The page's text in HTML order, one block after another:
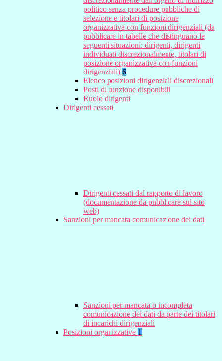
politico senza procedure pubbliche di
selezione e titolari di posizione
organizzativa con funzioni dirigenziali (da
pubblicare in tabelle che distinguano le
seguenti situazioni: dirigenti, dirigenti
individuati discrezionalmente, titolari di
posizione organizzativa con funzioni
dirigenziali) 6
Elenco posizioni dirigenziali discrezionali
Posti di funzione disponibili
Ruolo dirigenti
Dirigenti cessati
Dirigenti cessati dal rapporto di lavoro
(documentazione da pubblicare sul sito
web)
Sanzioni per mancata comunicazione dei dati
Sanzioni per mancata o incompleta
comunicazione dei dati da parte dei titolari
di incarichi dirigenziali
Posizioni organizzative 1